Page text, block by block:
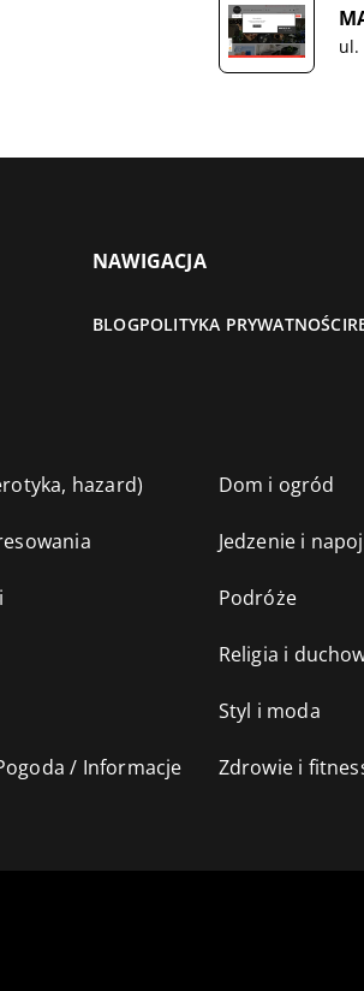
ul.
NAWIGACJA
BLOGPOLITYKA PRYWATNOŚCI
hazard) Dom i ogród
Jedzenie i
Podróże
Religia i
Styl i moda
/ Informacje Zdrowie i